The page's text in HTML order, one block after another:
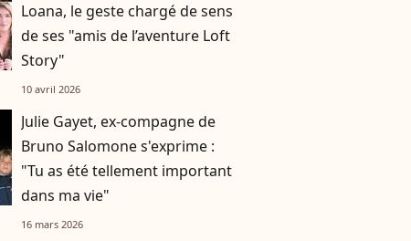
Loana, le geste chargé de sens
de ses "amis de l’aventure Loft
Story"
10 avril 2026
Julie Gayet, ex-compagne de
Bruno Salomone s'exprime :
"Tu as été tellement important
dans ma vie"
16 mars 2026